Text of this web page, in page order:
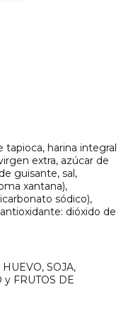
harina integral
extra, azúcar de
guisante, sal,
xantana),
sódico),
dióxido de
SOJA,
y FRUTOS DE